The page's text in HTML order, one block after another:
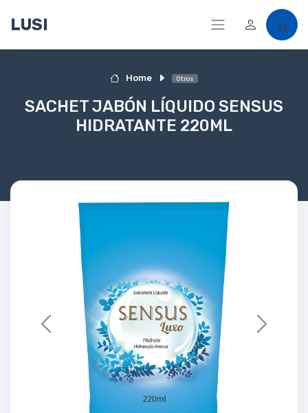
LUSI
Home Otros
SACHET JABÓN LÍQUIDO SENSUS
HIDRATANTE 220ML
Previous Next